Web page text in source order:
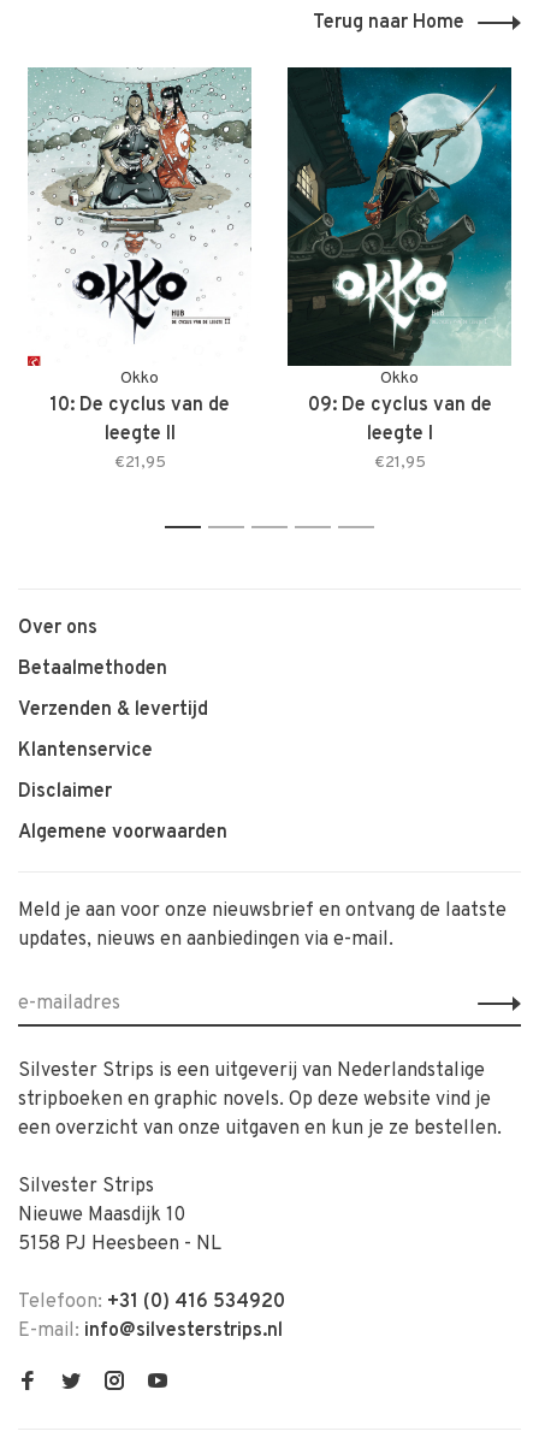
Terug naar Home
Okko
10: De cyclus van de
leegte II
€21,95
Okko
09: De cyclus van de
leegte I
€21,95
1 2 3 4 5
Over ons
Betaalmethoden
Verzenden & levertijd
Klantenservice
Disclaimer
Algemene voorwaarden
Meld je aan voor onze nieuwsbrief en ontvang de laatste
updates, nieuws en aanbiedingen via e-mail.
Silvester Strips is een uitgeverij van Nederlandstalige
stripboeken en graphic novels. Op deze website vind je
een overzicht van onze uitgaven en kun je ze bestellen.
Silvester Strips
Nieuwe Maasdijk 10
5158 PJ Heesbeen - NL
Telefoon: +31 (0) 416 534920
E-mail: info@silvesterstrips.nl